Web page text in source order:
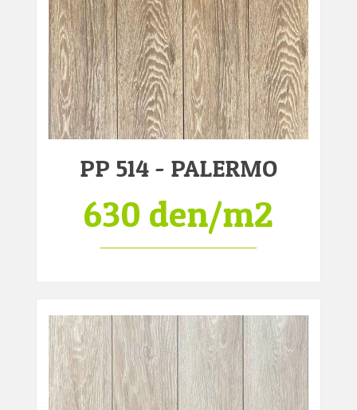
PP 514 - PALERMO
630 den/m2